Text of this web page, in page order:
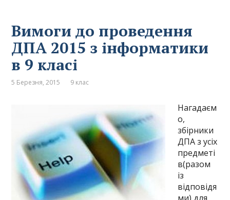
Вимоги до проведення
ДПА 2015 з інформатики
в 9 класі
5 Березня, 2015 9 клас
Нагадаєм
о,
збірники
ДПА з усіх
предметі
в(разом
із
відповідя